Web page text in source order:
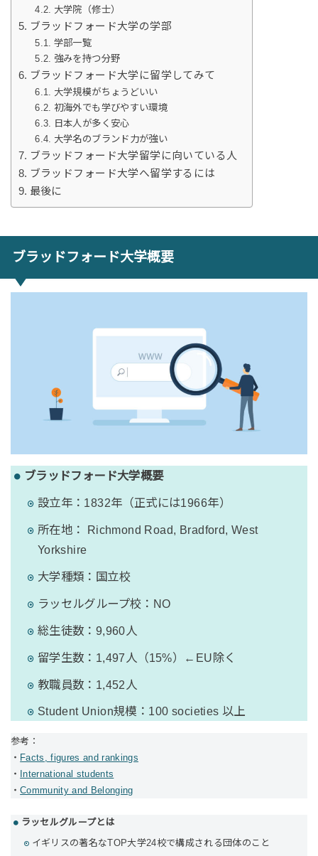
大学院（修士）
ブラッドフォード大学の学部
学部一覧
強みを持つ分野
ブラッドフォード大学に留学してみて
大学規模がちょうどいい
初海外でも学びやすい環境
日本人が多く安心
大学名のブランド力が強い
ブラッドフォード大学留学に向いている人
ブラッドフォード大学へ留学するには
最後に
ブラッドフォード大学概要
ブラッドフォード大学概要
設立年：1832年（正式には1966年）
所在地： Richmond Road, Bradford, West
Yorkshire
大学種類：国立校
ラッセルグループ校：NO
総生徒数：9,960人
留学生数：1,497人（15%）←EU除く
教職員数：1,452人
Student Union規模：100 societies 以上
参考：
・ Facts, figures and rankings
・ International students
・Community and Belonging
ラッセルグループとは
イギリスの著名なTOP大学24校で構成される団体のこと